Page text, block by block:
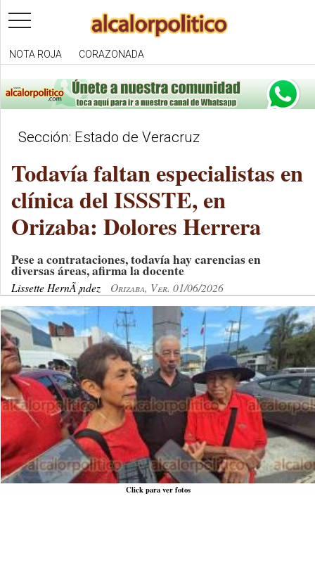
toggle
navigation
NOTA ROJA CORAZONADA
Sección: Estado de Veracruz
Todavía faltan especialistas en
clínica del ISSSTE, en
Orizaba: Dolores Herrera
Pese a contrataciones, todavía hay carencias en
diversas áreas, afirma la docente
Lissette HernÃ¡ndez Orizaba, Ver. 01/06/2026
Click para ver fotos